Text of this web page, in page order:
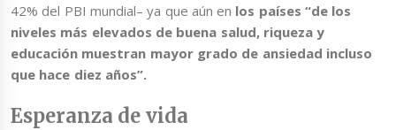
42% del PBI mundial– ya que aún en los países “de los
niveles más elevados de buena salud, riqueza y
educación muestran mayor grado de ansiedad incluso
que hace diez años”.
Esperanza de vida